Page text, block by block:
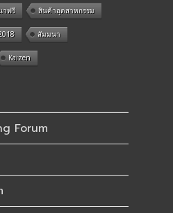
าฟรี สินค้าอุตสาหกรรม
สัมมนา
Kaizen
Forum